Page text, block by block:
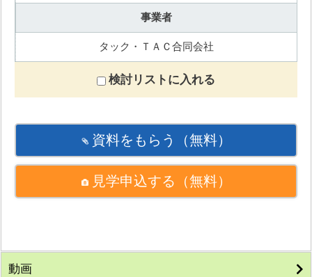
事業者
タック・ＴＡＣ合同会社
検討リストに入れる
資料をもらう （無料）
見学申込する （無料）
動画